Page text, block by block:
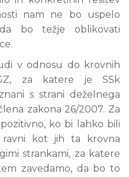
nam ne bo uspelo
bo težje oblikovati
v odnosu do krovnih
za katere je SSk
s strani deželnega
zakona 26/2007. Za
ko bi lahko bili
ravni kot jih ta krovna
strankami, za katere
zavedamo, da bo to